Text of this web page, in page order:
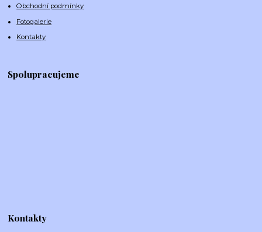
Obchodní podmínky
Fotogalerie
Kontakty
Spolupracujeme
Kontakty